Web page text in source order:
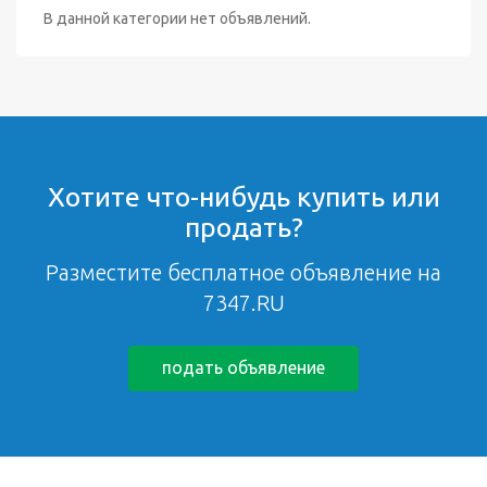
В данной категории нет объявлений.
Хотите что-нибудь купить или
продать?
Разместите бесплатное объявление на
7347.RU
подать объявление